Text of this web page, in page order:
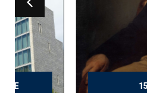
150 ANNI